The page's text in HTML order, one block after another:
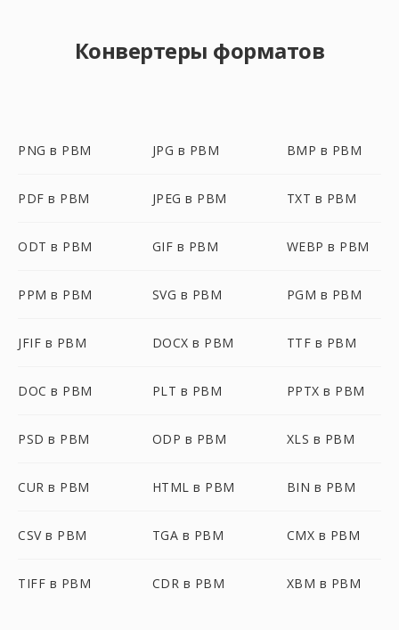
Конвертеры форматов
PNG в PBM JPG в PBM BMP в PBM
PDF в PBM JPEG в PBM TXT в PBM
ODT в PBM GIF в PBM WEBP в PBM
PPM в PBM SVG в PBM PGM в PBM
JFIF в PBM DOCX в PBM TTF в PBM
DOC в PBM PLT в PBM PPTX в PBM
PSD в PBM ODP в PBM XLS в PBM
CUR в PBM HTML в PBM BIN в PBM
CSV в PBM TGA в PBM CMX в PBM
TIFF в PBM CDR в PBM XBM в PBM